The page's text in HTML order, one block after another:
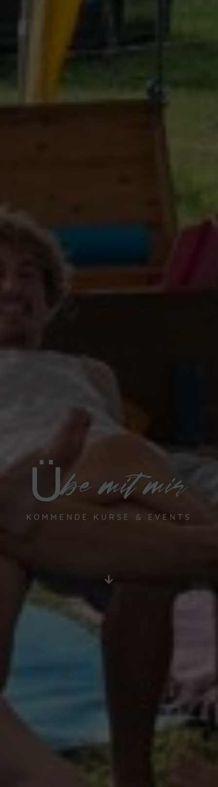
Übe mit mir
KOMMENDE KURSE & EVENTS